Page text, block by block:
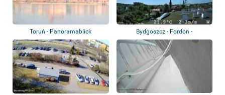
Toruń - Panoramablick
Bydgoszcz - Fordon -
Panoramablick